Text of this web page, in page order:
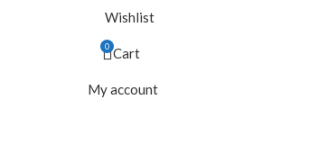
Wishlist
0 Cart
My account